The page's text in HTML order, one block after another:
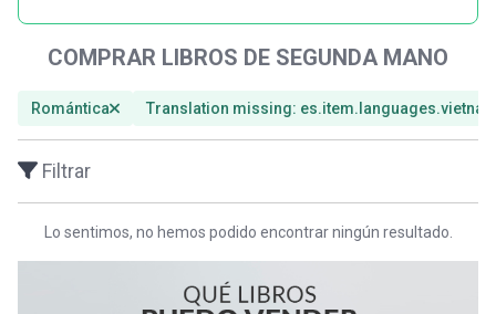
COMPRAR LIBROS DE SEGUNDA MANO
Romántica Translation missing:
Filtrar
Lo sentimos, no hemos podido encontrar ningún resultado.